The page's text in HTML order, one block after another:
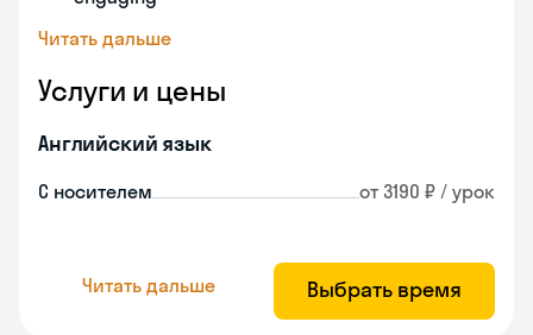
Читать дальше
Услуги и цены
Английский язык
С носителем от 3190 ₽ / урок
Читать дальше Выбрать время